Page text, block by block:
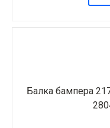
Балка бампера